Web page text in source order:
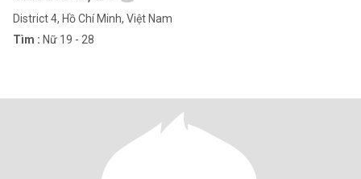
District 4, Hồ Chí Minh, Việt Nam
Tìm : Nữ 19 - 28